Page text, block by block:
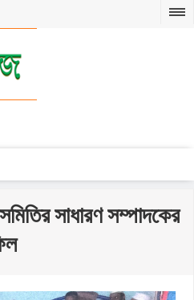
সাধারণ সম্পাদকের